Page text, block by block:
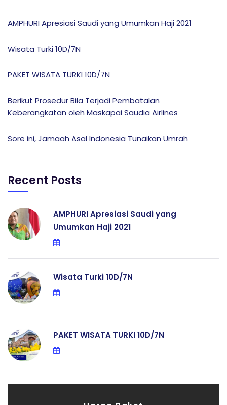
AMPHURI Apresiasi Saudi yang Umumkan Haji 2021
Wisata Turki 10D/7N
PAKET WISATA TURKI 10D/7N
Berikut Prosedur Bila Terjadi Pembatalan
Keberangkatan oleh Maskapai Saudia Airlines
Sore ini, Jamaah Asal Indonesia Tunaikan Umrah
Recent Posts
AMPHURI Apresiasi Saudi yang
Umumkan Haji 2021
Wisata Turki 10D/7N
PAKET WISATA TURKI 10D/7N